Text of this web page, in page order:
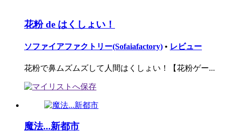
花粉 de はくしょい！
ソファイアファクトリー(Sofaiafactory) • レビュー
花粉で鼻ムズムズして人間はくしょい！【花粉ゲー...
魔法...新都市